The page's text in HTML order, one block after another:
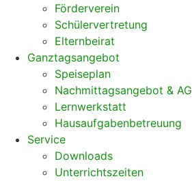
Förderverein
Schülervertretung
Elternbeirat
Ganztagsangebot
Speiseplan
Nachmittagsangebot & AG
Lernwerkstatt
Hausaufgabenbetreuung
Service
Downloads
Unterrichtszeiten